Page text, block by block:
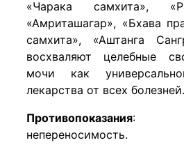
«Чарака самхита»,
«Амриташагар», «Бхава
самхита», «Аштанга
восхваляют целебные
мочи как
лекарства от всех болезней.
Противопоказания:
непереносимость.